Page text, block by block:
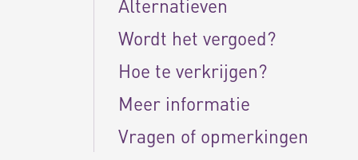
Alternatieven
Wordt het vergoed?
Hoe te verkrijgen?
Meer informatie
Vragen of opmerkingen